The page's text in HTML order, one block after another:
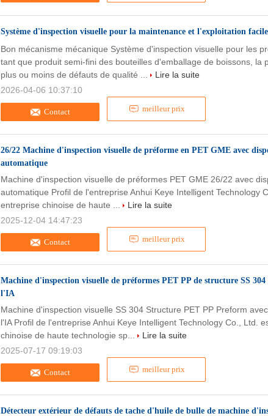
Système d'inspection visuelle pour la maintenance et l'exploitation
Contact meilleur prix
Bon mécanisme mécanique Système d'inspection visuelle pour les
tant que produit semi-fini des bouteilles d'emballage de boissons, la
plus ou moins de défauts de qualité ...
Lire la suite
2026-04-06 10:37:10
26/22 Machine d'inspection visuelle de préforme en PET GME avec
automatique
Contact meilleur prix
Machine d'inspection visuelle de préformes PET GME 26/22 avec
automatique Profil de l'entreprise Anhui Keye Intelligent Technology
entreprise chinoise de haute ...
Lire la suite
2025-12-04 14:47:23
Machine d'inspection visuelle de préformes PET PP de structure SS 304
l'IA
Contact meilleur prix
Machine d'inspection visuelle SS 304 Structure PET PP Preform
l'IA Profil de l'entreprise Anhui Keye Intelligent Technology Co., Ltd.
chinoise de haute technologie sp...
Lire la suite
2025-07-17 09:19:03
Détecteur extérieur de défauts de tache d'huile de bulle de machine